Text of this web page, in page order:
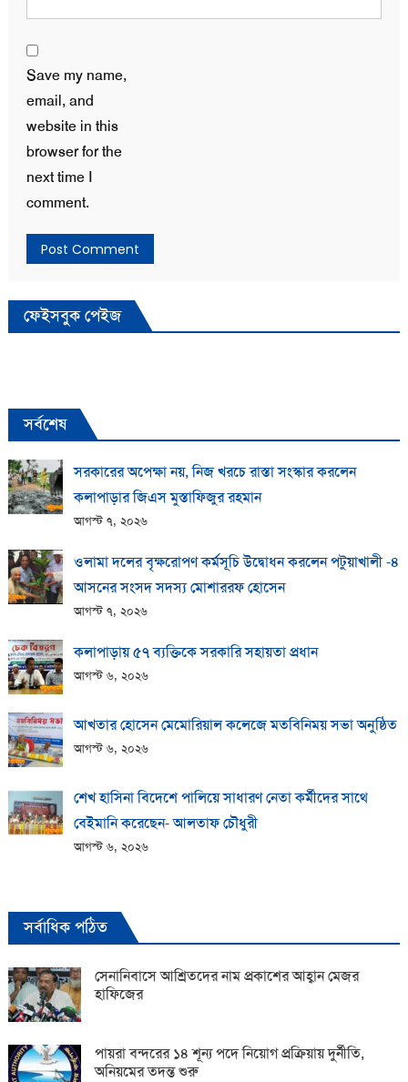
Save my name,
email, and
website in this
browser for the
next time I
comment.
ফেইসবুক পেইজ
সর্বশেষ
সরকারের অপেক্ষা নয়, নিজ খরচে রাস্তা সংস্কার করলেন
কলাপাড়ার জিএস মুস্তাফিজুর রহমান
আগস্ট ৭, ২০২৬
ওলামা দলের বৃক্ষরোপণ কর্মসূচি উদ্বোধন করলেন পটুয়াখালী -৪
আসনের সংসদ সদস্য মোশাররফ হোসেন
আগস্ট ৭, ২০২৬
কলাপাড়ায় ​৫৭ ব্যক্তিকে সরকারি সহায়তা প্রধান
আগস্ট ৬, ২০২৬
আখতার হোসেন মেমোরিয়াল কলেজে মতবিনিময় সভা অনুষ্ঠিত
আগস্ট ৬, ২০২৬
শেখ হাসিনা বিদেশে পালিয়ে সাধারণ নেতা কর্মীদের সাথে
বেইমানি করেছেন- আলতাফ চৌধুরী
আগস্ট ৬, ২০২৬
সর্বাধিক পঠিত
সেনানিবাসে আশ্রিতদের নাম প্রকাশের আহ্বান মেজর
হাফিজের
পায়রা বন্দরের ১৪ শূন্য পদে নিয়োগ প্রক্রিয়ায় দুর্নীতি,
অনিয়মের তদন্ত শুরু